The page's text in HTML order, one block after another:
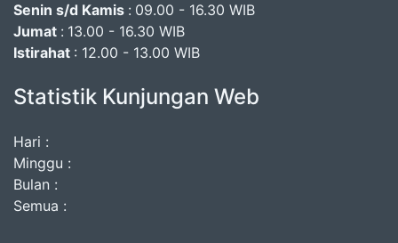
Senin s/d Kamis : 09.00 - 16.30 WIB
Jumat : 13.00 - 16.30 WIB
Istirahat : 12.00 - 13.00 WIB
Statistik Kunjungan Web
Hari :
Minggu :
Bulan :
Semua :